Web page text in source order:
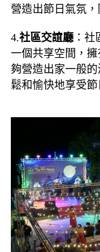
營造出節日氣氛
4.社區交誼廳 ：
一個共享空間，
夠營造出家一般
鬆和愉快地享受節